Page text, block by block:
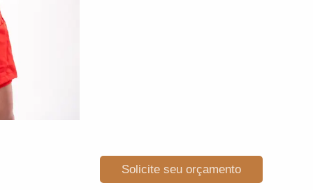
Solicite seu orçamento